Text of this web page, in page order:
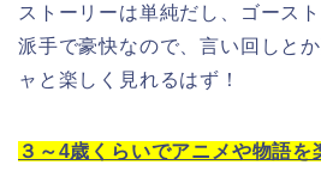
ストーリーは単純だし、ゴース
派手で豪快なので、言い回しと
ャと楽しく見れるはず！
３～4歳くらいでアニメや物語を